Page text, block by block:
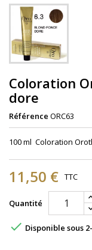
Coloration
dore
Référence ORC63
100 ml Coloration
11,50 € TTC
Quantité
 Disponible sous